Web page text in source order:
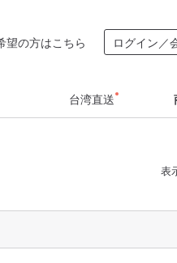
望の方はこちら ログイン／
台湾直送
表